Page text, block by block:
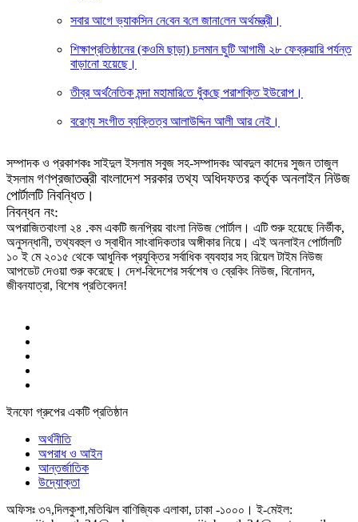
সবার আগে ভ্যাক‌সিন নে‌বেন ব‌লে জানা‌লেন অর্থমন্ত্রী।
শিক্ষাপ্রতিষ্ঠানের (কওমি ছাড়া) চলমান ছুটি আগামী ২৮ ফেব্রুয়ারি পর্যন্ত
বাড়ানো হয়েছে।
তীব্র অর্থ‌নৈ‌তিক মন্দা মহামা‌রি‌তে ধুঁক‌ছে পরাশ‌ক্তি ইউরোপ।
বরেণ্য সংগীত ব্যক্তিত্ব আলাউদ্দিন আলী আর নেই।
সম্পাদক ও প্রকাশকঃ সাইদুল ইসলাম সবুজ সহ-সম্পাদকঃ আবদুল কাদের সুজন তাজুল
ইসলামগণপ্রজাতন্ত্রী বাংলাদেশ সরকার তথ্য অধিদফতর কর্তৃক অনলাইন নিউজ
পোর্টালটি নিবন্ধিত।
নিবন্ধন নং:
অপরাজিতবাংলা ২৪ .কম একটি জনপ্রিয় বাংলা নিউজ পোর্টাল। এটি শুরু হয়েছে নির্ভীক,
অনুসন্ধানী, তথ্যবহুল ও স্বাধীন সাংবাদিকতার অঙ্গীকার নিয়ে। এই অনলাইন পোর্টালটি
১০ ই মে ২০১৫ থেকে আধুনিক প্রযুক্তির সর্বাধিক ব্যবহার সহ রিয়েল টাইম নিউজ
আপডেট দেওয়া শুরু করেছে। দেশ-বিদেশের সর্বশেষ ও ব্রেকিং নিউজ, বিনোদন,
জীবনযাত্রা, বিশেষ প্রতিবেদন!
ইনফো গ্রুপের একটি প্রতিষ্ঠান
অর্থনীতি
অপরাধ ও আইন
আন্তর্জাতিক
উদ্যোক্তা
অফিসঃ ৩৭,দিলকুশা,মতিঝিল বাণিজ্যিক এলাকা, ঢাকা -১০০০। ই-‌মেইল: